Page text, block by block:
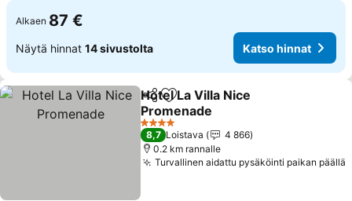
Alkaen 87 €
Näytä hinnat 14 sivustolta Katso hinnat
Jaa Lisää suosikkeihin
Hotel La Villa Nice
Promenade
4 Tähtiluokitus
8,7 Loistava
4 866
0.2 km rannalle
Turvallinen aidattu pysäköinti paikan päällä